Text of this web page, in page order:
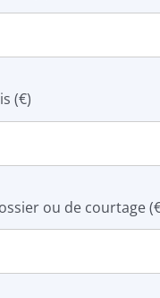
(€)
ou de courtage